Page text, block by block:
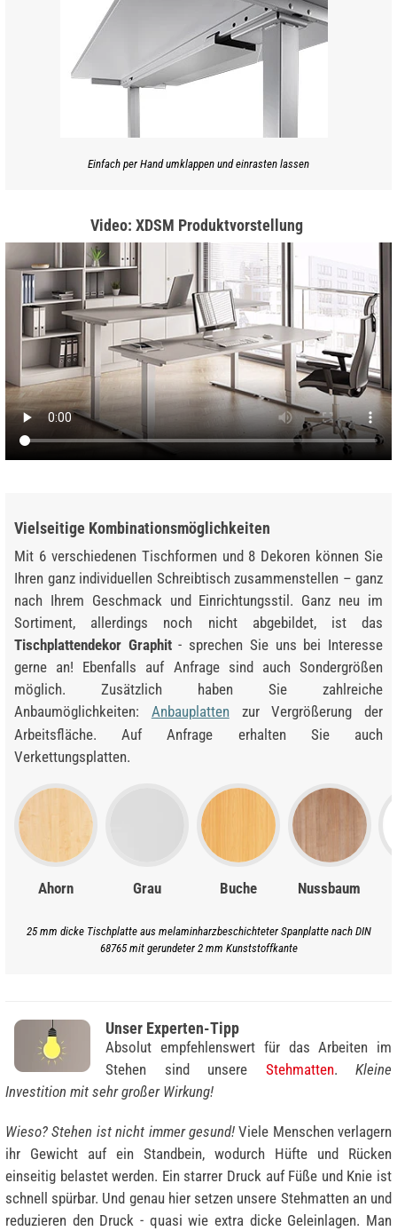
Einfach per Hand umklappen und einrasten lassen
Video: XDSM Produktvorstellung
Vielseitige Kombinationsmöglichkeiten
Mit 6 verschiedenen Tischformen und 8 Dekoren können Sie
Ihren ganz individuellen Schreibtisch zusammenstellen – ganz
nach Ihrem Geschmack und Einrichtungsstil. Ganz neu im
Sortiment, allerdings noch nicht abgebildet, ist das
Tischplattendekor Graphit- sprechen Sie uns bei Interesse
gerne an! Ebenfalls auf Anfrage sind auch Sondergrößen
möglich. Zusätzlich haben Sie zahlreiche
Anbaumöglichkeiten: Anbauplatten
zur Vergrößerung der
Arbeitsfläche. Auf Anfrage erhalten Sie auch
Verkettungsplatten.
Ahorn Grau Buche Nussbaum
25 mm dicke Tischplatte aus melaminharzbeschichteter Spanplatte nach DIN
68765 mit gerundeter 2 mm Kunststoffkante
Unser Experten-Tipp
Absolut empfehlenswert für das Arbeiten im
Stehen sind unsere Stehmatten. Kleine
Investition mit sehr großer Wirkung!
Wieso? Stehen ist nicht immer gesund!Viele Menschen verlagern
ihr Gewicht auf ein Standbein, wodurch Hüfte und Rücken
einseitig belastet werden. Ein starrer Druck auf Füße und Knie ist
schnell spürbar. Und genau hier setzen unsere Stehmatten an und
reduzieren den Druck - quasi wie extra dicke Geleinlagen. Man